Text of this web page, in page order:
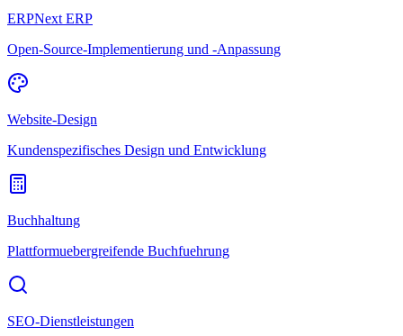
ERPNext ERP
Open-Source-Implementierung und -Anpassung
Website-Design
Kundenspezifisches Design und Entwicklung
Buchhaltung
Plattformuebergreifende Buchfuehrung
SEO-Dienstleistungen